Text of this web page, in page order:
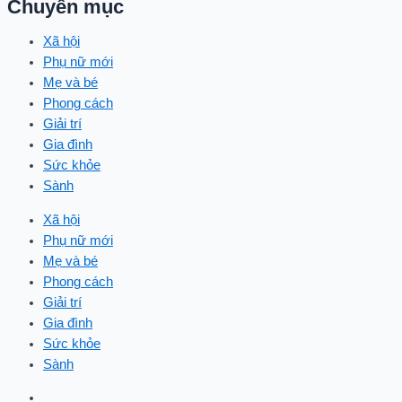
Chuyên mục
Xã hội
Phụ nữ mới
Mẹ và bé
Phong cách
Giải trí
Gia đình
Sức khỏe
Sành
Xã hội
Phụ nữ mới
Mẹ và bé
Phong cách
Giải trí
Gia đình
Sức khỏe
Sành